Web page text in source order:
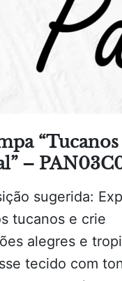
–
sugerida:
tucanos e crie
alegres e
tecido com